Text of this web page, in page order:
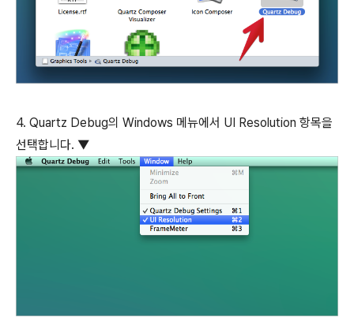
4. Quartz Debug의 Windows 메뉴에서 UI Resolution 항목을
선택합니다. ▼